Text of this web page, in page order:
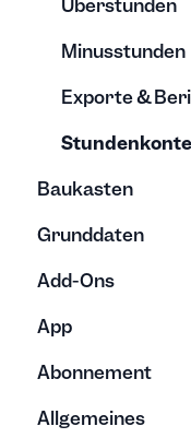
Teams
Gutschriften,
Kalender
Abwesenheiten
Nützliches
Überstunden
Minusstunden
Exporte &
Baukasten
Exporte
Rechnung
Bearbeitung
Vorlagen
Grunddaten
Erfassung
Bearbeitung
Archivierung
Add-Ons
Browser
App
Abonnement
Tarife &
Allgemeines